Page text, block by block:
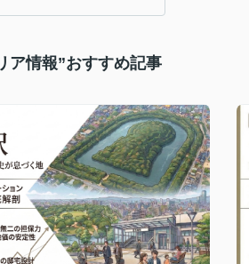
ア情報”おすすめ記事